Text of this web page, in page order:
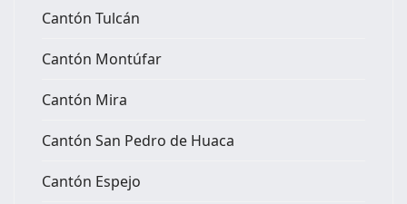
Cantón Tulcán
Cantón Montúfar
Cantón Mira
Cantón San Pedro de Huaca
Cantón Espejo